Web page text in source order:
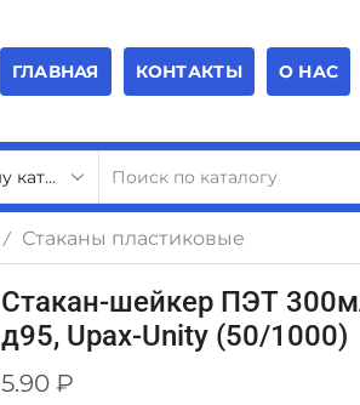
ГЛАВНАЯ КОНТАКТЫ О НАС
/ Стаканы пластиковые
Стакан-шейкер ПЭТ
д95, Upax-Unity (50/1000)
5.90 ₽